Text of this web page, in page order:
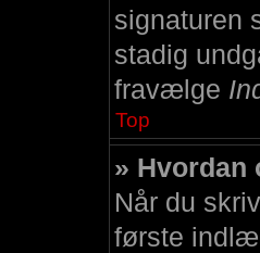
signaturen
stadig
fravælge
Top
» Hvordan
Når du
første